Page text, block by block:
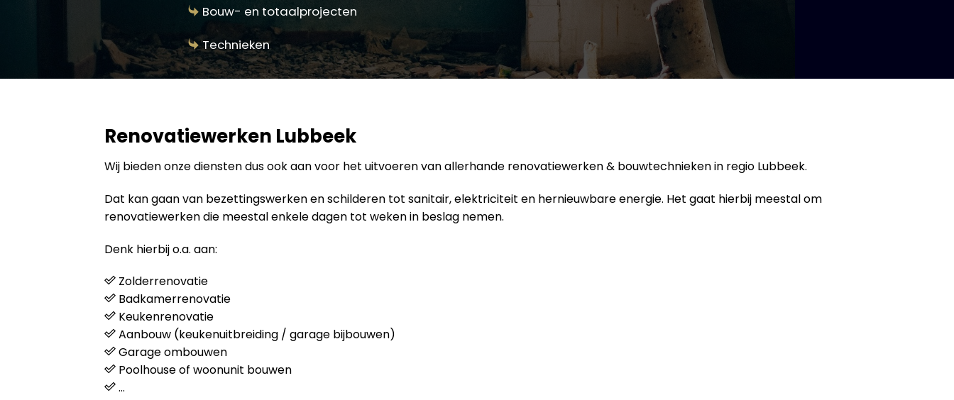
Bouw- en totaalprojecten
Technieken
Renovatiewerken Lubbeek
Wij bieden onze diensten dus ook aan voor het uitvoeren van allerhande renovatiewerken & bouwtechnieken in regio Lubbeek.
Dat kan gaan van bezettingswerken en schilderen tot sanitair, elektriciteit en hernieuwbare energie. Het gaat hierbij meestal om
renovatiewerken die meestal enkele dagen tot weken in beslag nemen.
Denk hierbij o.a. aan:
Zolderrenovatie
Badkamerrenovatie
Keukenrenovatie
Aanbouw (keukenuitbreiding / garage bijbouwen)
Garage ombouwen
Poolhouse of woonunit bouwen
…